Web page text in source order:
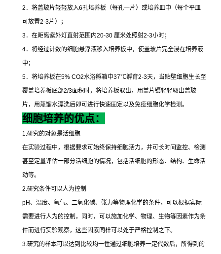
2 ．将盖玻片轻轻放入6孔培养板（每孔一片）或培养皿中（每个平皿
可放置2-3片）；
3．在距离紫外灯直射范围内20-30 厘米处照射2-3小时；
4．将经过计数的细胞悬浮液移入培养板中，使盖玻片完全浸在培养液
中；
5．将培养板在5% CO2水浴孵箱中37℃孵育2-3天，当贴壁细胞生长至
覆盖培养板底部2/3面积时，将培养板取出，用盖片镊轻轻取出盖玻
片，用蒸馏水漂洗后即可进行快速固定以及免疫细胞化学检测。
细胞培养的优点：
1.研究的对象是活细胞
在实验过程中，根据要求可始终保持细胞活力，并可长时间监控、检测
甚至定量评估一部分活细胞的情况，包括活细胞的形态、结构、生命活
动等。
2.研究条件可以人为控制
pH、温度、氧气、二氧化碳、张力等物理化学的条件，可以根据实际
需要进行人为的控制，同时，可以施加化学、物理、生物等因素作为条
件而进行实验观察，这些因素同样可以处于严格控制之下。
3.研究的样本可以达到比较均一性通过细胞培养一定代数后，所得到的